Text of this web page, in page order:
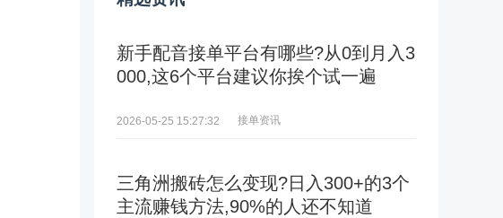
新手配音接单平台有哪些?从0到月入3
000,这6个平台建议你挨个试一遍
2026-05-25 15:27:32 接单资讯
三角洲搬砖怎么变现?日入300+的3个
主流赚钱方法,90%的人还不知道